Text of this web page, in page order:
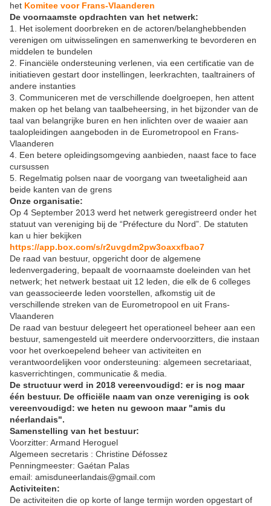
het Komitee voor Frans-Vlaanderen
De voornaamste opdrachten van het netwerk:
1. Het isolement doorbreken en de actoren/belanghebbenden
verenigen om uitwisselingen en samenwerking te bevorderen en
middelen te bundelen
2. Financiële ondersteuning verlenen, via een certificatie van de
initiatieven gestart door instellingen, leerkrachten, taaltrainers of
andere instanties
3. Communiceren met de verschillende doelgroepen, hen attent
maken op het belang van taalbeheersing, in het bijzonder van de
taal van belangrijke buren en hen inlichten over de waaier aan
taalopleidingen aangeboden in de Eurometropool en Frans-
Vlaanderen
4. Een betere opleidingsomgeving aanbieden, naast face to face
cursussen
5. Regelmatig polsen naar de voorgang van tweetaligheid aan
beide kanten van de grens
Onze organisatie:
Op 4 September 2013 werd het netwerk geregistreerd onder het
statuut van vereniging bij de “Préfecture du Nord”. De statuten
kan u hier bekijken
https://app.box.com/s/r2uvgdm2pw3oaxxfbao7
De raad van bestuur, opgericht door de algemene
ledenvergadering, bepaalt de voornaamste doeleinden van het
netwerk; het netwerk bestaat uit 12 leden, die elk de 6 colleges
van geassocieerde leden voorstellen, afkomstig uit de
verschillende streken van de Eurometropool en uit Frans-
Vlaanderen
De raad van bestuur delegeert het operationeel beheer aan een
bestuur, samengesteld uit meerdere ondervoorzitters, die instaan
voor het overkoepelend beheer van activiteiten en
verantwoordelijken voor ondersteuning: algemeen secretariaat,
kasverrichtingen, communicatie & media.
De structuur werd in 2018 vereenvoudigd: er is nog maar
één bestuur. De officiële naam van onze vereniging is ook
vereenvoudigd: we heten nu gewoon maar "amis du
néerlandais".
Samenstelling van het bestuur:
Voorzitter: Armand Heroguel
Algemeen secretaris : Christine Défossez
Penningmeester: Gaétan Palas
email: amisduneerlandais@gmail.com
Activiteiten:
De activiteiten die op korte of lange termijn worden opgestart of